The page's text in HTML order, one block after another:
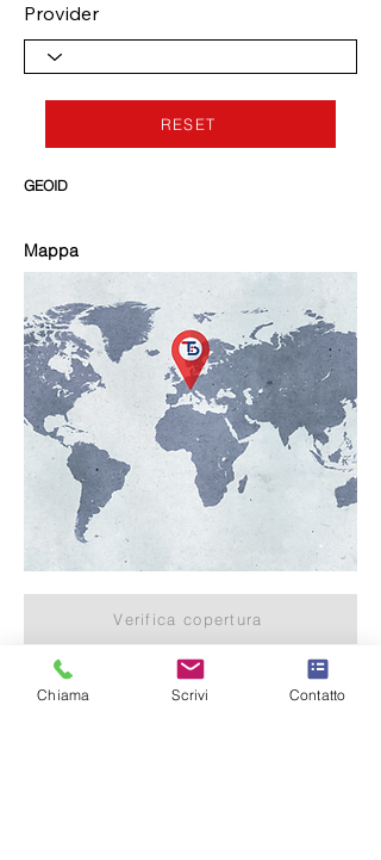
Provider
RESET
GEOID
Mappa
Verifica copertura
Chiama Scrivi Contatto